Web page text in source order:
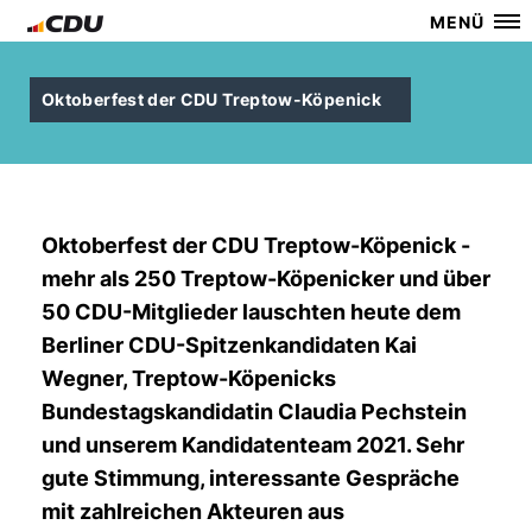
MENÜ
Oktoberfest der CDU Treptow-Köpenick
Oktoberfest der CDU Treptow-Köpenick -
mehr als 250 Treptow-Köpenicker und über
50 CDU-Mitglieder lauschten heute dem
Berliner CDU-Spitzenkandidaten Kai
Wegner, Treptow-Köpenicks
Bundestagskandidatin Claudia Pechstein
und unserem Kandidatenteam 2021. Sehr
gute Stimmung, interessante Gespräche
mit zahlreichen Akteuren aus